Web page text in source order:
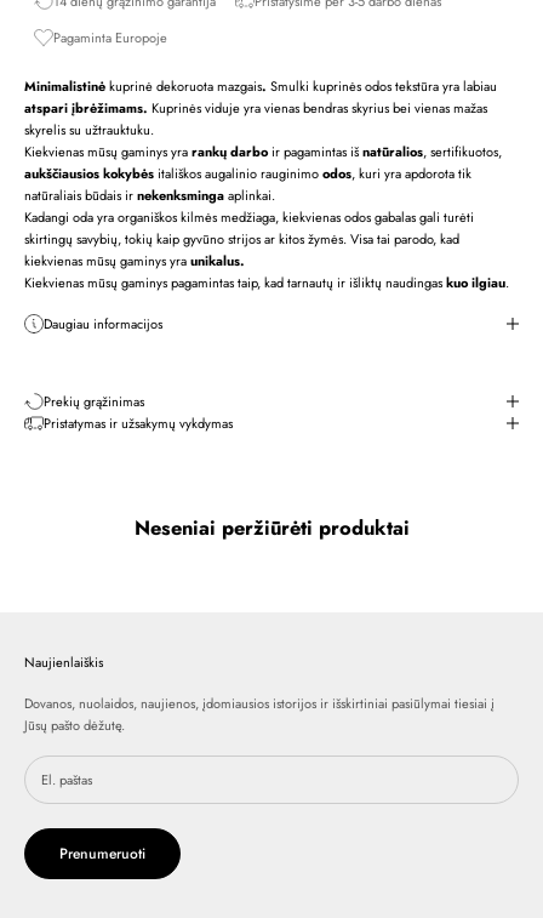
Pagaminta Europoje
Minimalistinėkuprinė dekoruota mazgais. Smulki kuprinės odos tekstūra yra labiau
atspari įbrėžimams. Kuprinės viduje yra vienas bendras skyrius bei vienas mažas
skyrelis su užtrauktuku.
Kiekvienas mūsų gaminys yrarankų darboir pagamintas išnatūralios, sertifikuotos,
aukščiausios kokybės itališkos augalinio rauginimoodos, kuri yra apdorota tik
natūraliais būdais irnekenksmingaaplinkai.
Kadangi oda yra organiškos kilmės medžiaga, kiekvienas odos gabalas gali turėti
skirtingų savybių, tokių kaip gyvūno strijos ar kitos žymės. Visa tai parodo, kad
kiekvienas mūsų gaminys yraunikalus.
Kiekvienas mūsų gaminys pagamintas taip, kad tarnautų ir išliktų naudingaskuo ilgiau.
Daugiau informacijos
Prekių grąžinimas
Pristatymas ir užsakymų vykdymas
Neseniai peržiūrėti produktai
Naujienlaiškis
Dovanos, nuolaidos, naujienos, įdomiausios istorijos ir išskirtiniai pasiūlymai tiesiai į
Jūsų pašto dėžutę.
Prenumeruoti